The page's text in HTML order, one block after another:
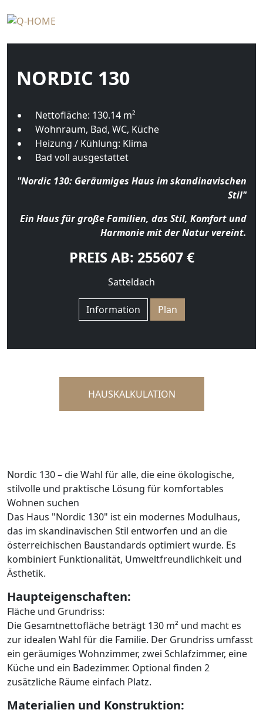
NORDIC 130
Nettofläche: 130.14 m²
Wohnraum, Bad, WC, Küche
Heizung / Kühlung: Klima
Bad voll ausgestattet
"Nordic 130: Geräumiges Haus im skandinavischen
Stil"
Ein Haus für große Familien, das Stil, Komfort und
Harmonie mit der Natur vereint.
PREIS AB: 255607 €
Satteldach
Information Plan
HAUSKALKULATION
Nordic 130 – die Wahl für alle, die eine ökologische,
stilvolle und praktische Lösung für komfortables
Wohnen suchen
Das Haus "Nordic 130" ist ein modernes Modulhaus,
das im skandinavischen Stil entworfen und an die
österreichischen Baustandards optimiert wurde. Es
kombiniert Funktionalität, Umweltfreundlichkeit und
Ästhetik.
Haupteigenschaften:
Fläche und Grundriss:
Die Gesamtnettofläche beträgt 130 m² und macht es
zur idealen Wahl für die Familie. Der Grundriss umfasst
ein geräumiges Wohnzimmer, zwei Schlafzimmer, eine
Küche und ein Badezimmer. Optional finden 2
zusätzliche Räume einfach Platz.
Materialien und Konstruktion: